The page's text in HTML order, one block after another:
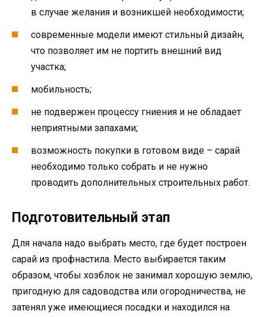
в случае желания и возникшей необходимости;
современные модели имеют стильный дизайн,
что позволяет им не портить внешний вид
участка;
мобильность;
не подвержен процессу гниения и не обладает
неприятными запахами;
возможность покупки в готовом виде – сарай
необходимо только собрать и не нужно
проводить дополнительных строительных работ.
Подготовительный этап
Для начала надо выбрать место, где будет построен
сарай из профнастила. Место выбирается таким
образом, чтобы хозблок не занимал хорошую землю,
пригодную для садоводства или огородничества, не
затенял уже имеющиеся посадки и находился на